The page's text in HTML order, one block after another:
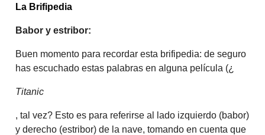
La Brifipedia
Babor y estribor:
Buen momento para recordar esta brifipedia: de seguro
has escuchado estas palabras en alguna película (¿
Titanic
, tal vez? Esto es para referirse al lado izquierdo (babor)
y derecho (estribor) de la nave, tomando en cuenta que